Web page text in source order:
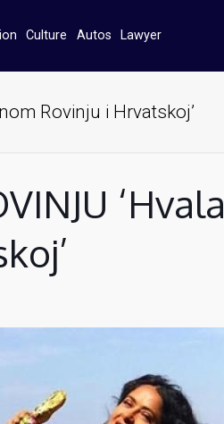
Culture Autos Lawyer
Rovinju i Hrvatskoj’
‘Hvala